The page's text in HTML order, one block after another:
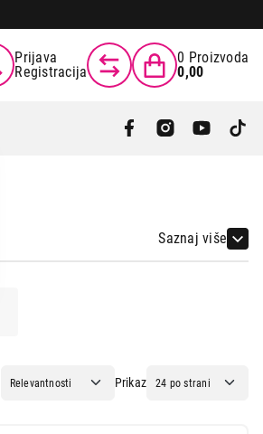
Prijava
Registracija
0 Proizvoda
0,00
Saznaj više
Prikaz